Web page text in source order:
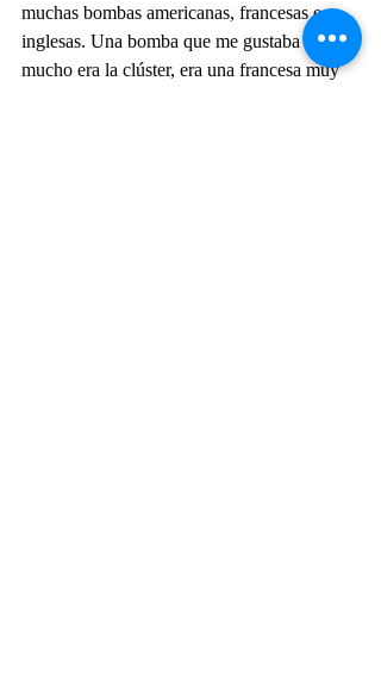
muchas bombas americanas, francesas e
inglesas. Una bomba que me gustaba
mucho era la clúster, era una francesa muy